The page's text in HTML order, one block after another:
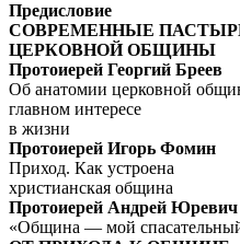
Предисловие
СОВРЕМЕННЫЕ
ЦЕРКОВНОЙ ОБЩИНЫ
Протоиерей Георгий Бреев
Об анатомии церковной
главном интересе
в жизни
Протоиерей Игорь Фомин
Приход. Как устроена
христианская община
Протоиерей Андрей Юревич
«Община — мой